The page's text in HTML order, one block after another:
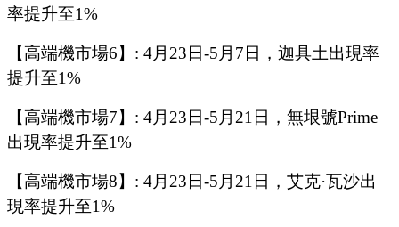
率提升至1%
【高端機市場6】 : 4月 23 日-5月 7 日，迦具土出現率
提升至1%
【高端機市場7】 : 4月 23 日-5月 21 日，無垠號Prime
出現率提升至1%
【高端機市場8】 : 4月 23 日-5月 21 日，艾克·瓦沙出
現率提升至1%